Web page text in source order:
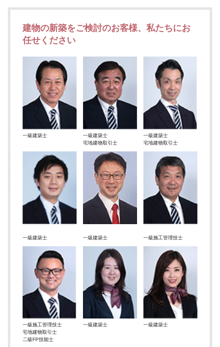
建物の新築をご検討のお客様、私たちにお
任せください
一級建築士
一級建築士
宅地建物取引士
一級建築士
宅地建物取引士
一級建築士 一級建築士 一級施工管理技士
一級施工管理技士
宅地建物取引士
二級FP技能士
一級建築士 一級建築士